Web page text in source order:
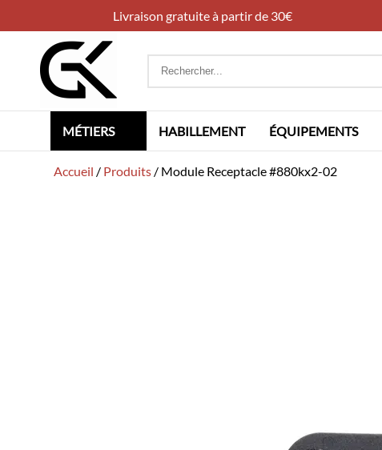
Livraison gratuite à partir de 30€
Rechercher
MÉTIERS HABILLEMENT ÉQUIPEMENTS
Accueil / Produits / Module Receptacle #880kx2-02